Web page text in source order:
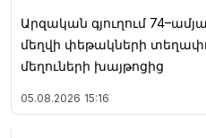
Արզական գյուղում
մեղվի փեթակների
մեղուների խայթոցից
05.08.2026 15:16